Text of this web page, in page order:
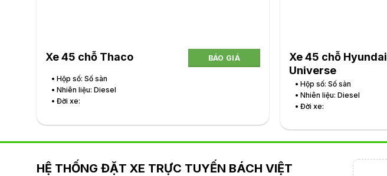
Xe 45 chỗ Thaco BÁO GIÁ
• Hộp số: Số sàn
• Nhiên liệu: Diesel
• Đời xe:
Xe 45 chỗ Hyundai
Universe
• Hộp số: Số sàn
• Nhiên liệu: Diesel
• Đời xe:
HỆ THỐNG ĐẶT XE TRỰC TUYẾN BÁCH VIỆT